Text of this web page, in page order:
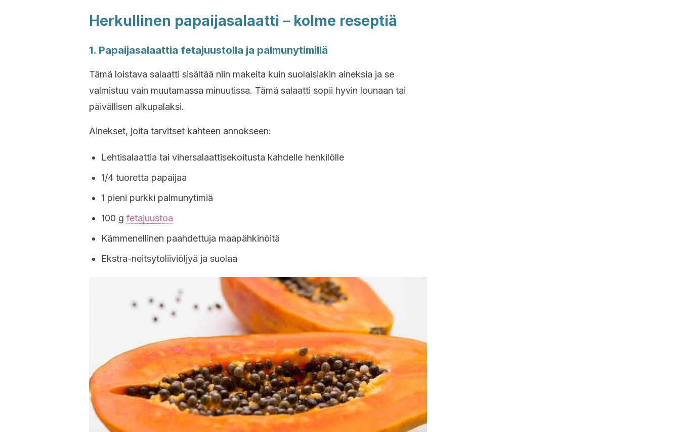
Herkullinen papaijasalaatti – kolme reseptiä
1. Papaijasalaattia fetajuustolla ja palmunytimillä
Tämä loistava salaatti sisältää niin makeita kuin suolaisiakin aineksia ja se
valmistuu vain muutamassa minuutissa. Tämä salaatti sopii hyvin lounaan tai
päivällisen alkupalaksi.
Ainekset, joita tarvitset kahteen annokseen:
Lehtisalaattia tai vihersalaattisekoitusta kahdelle henkilölle
1/4 tuoretta papaijaa
1 pieni purkki palmunytimiä
100 g fetajuustoa
Kämmenellinen paahdettuja maapähkinöitä
Ekstra-neitsytoliiviöljyä ja suolaa